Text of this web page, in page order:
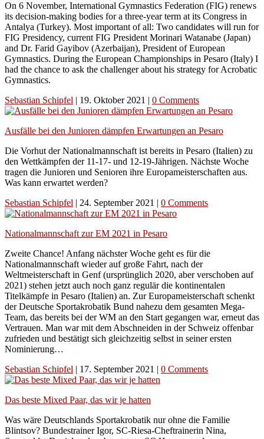
On 6 November, International Gymnastics Federation (FIG) renews
its decision-making bodies for a three-year term at its Congress in
Antalya (Turkey). Most important of all: Two candidates will run for
FIG Presidency, current FIG President Morinari Watanabe (Japan)
and Dr. Farid Gayibov (Azerbaijan), President of European
Gymnastics. During the European Championships in Pesaro (Italy) I
had the chance to ask the challenger about his strategy for Acrobatic
Gymnastics.
Sebastian Schipfel | 19. Oktober 2021 | 0 Comments
Ausfälle bei den Junioren dämpfen Erwartungen an Pesaro
Die Vorhut der Nationalmannschaft ist bereits in Pesaro (Italien) zu
den Wettkämpfen der 11-17- und 12-19-Jährigen. Nächste Woche
tragen die Junioren und Senioren ihre Europameisterschaften aus.
Was kann erwartet werden?
Sebastian Schipfel | 24. September 2021 | 0 Comments
Nationalmannschaft zur EM 2021 in Pesaro
Zweite Chance! Anfang nächster Woche geht es für die
Nationalmannschaft wieder auf große Fahrt, nach der
Weltmeisterschaft in Genf (ursprünglich 2020, aber verschoben auf
2021) stehen jetzt auch noch ganz regulär die kontinentalen
Titelkämpfe in Pesaro (Italien) an. Zur Europameisterschaft schenkt
der Deutsche Sportakrobatik Bund nahezu dem gesamten Mega-
Team, das bereits bei der WM an den Start gegangen war, erneut das
Vertrauen. Man war mit dem Abschneiden in der Schweiz offenbar
zufrieden und bestätigt sich gleichzeitig selbst in seiner ersten
Nominierung…
Sebastian Schipfel | 17. September 2021 | 0 Comments
Das beste Mixed Paar, das wir je hatten
Was wäre Deutschlands Sportakrobatik nur ohne die Familie
Blintsov? Bundestrainer Igor, SC-Riesa-Cheftrainerin Nina,